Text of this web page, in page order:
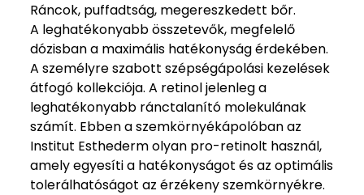
Ráncok, puffadtság, megereszkedett bőr.
A leghatékonyabb összetevők, megfelelő
dózisban a maximális hatékonyság érdekében.
A személyre szabott szépségápolási kezelések
átfogó kollekciója. A retinol jelenleg a
leghatékonyabb ránctalanító molekulának
számít. Ebben a szemkörnyékápolóban az
Institut Esthederm olyan pro-retinolt használ,
amely egyesíti a hatékonyságot és az optimális
tolerálhatóságot az érzékeny szemkörnyékre.